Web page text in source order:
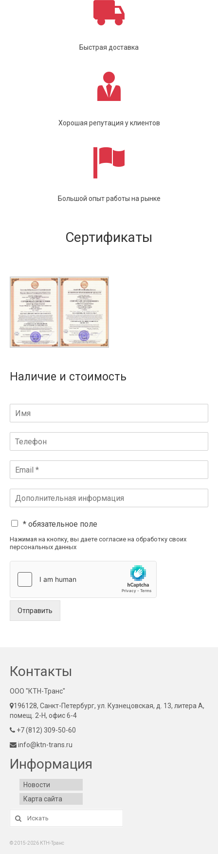
Быстрая доставка
Хорошая репутация у клиентов
Большой опыт работы на рынке
Сертификаты
Наличие и стоимость
* обязательное поле
Нажимая на кнопку, вы даете согласие на обработку своих
персональных данных
Отправить
Контакты
ООО "КТН-Транс"
196128, Санкт-Петербург, ул. Кузнецовская, д. 13, литера А,
помещ. 2-Н, офис 6-4
+7 (812) 309-50-60
info@ktn-trans.ru
Информация
Новости
Карта сайта
Искать:
© 2015-2026 КТН-Транс